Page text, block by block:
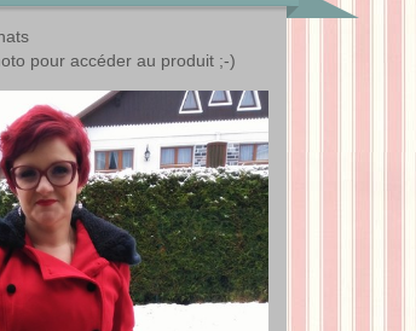
pour accéder au produit ;-)